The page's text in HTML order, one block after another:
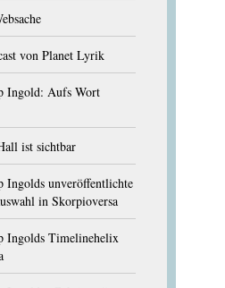
von Planet Lyrik
Ingold: Aufs Wort
ist sichtbar
Ingolds unveröffentlichte
in Skorpioversa
Ingolds Timelinehelix